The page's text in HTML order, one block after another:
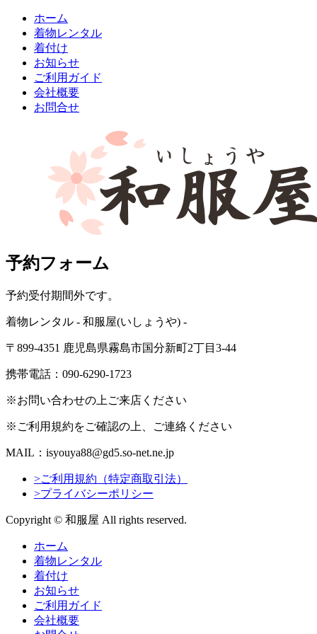
ホーム
着物レンタル
着付け
お知らせ
ご利用ガイド
会社概要
お問合せ
予約フォーム
予約受付期間外です。
着物レンタル - 和服屋(いしょうや) -
〒899-4351 鹿児島県霧島市国分新町2丁目3-44
携帯電話：090-6290-1723
※お問い合わせの上ご来店ください
※ご利用規約をご確認の上、ご連絡ください
MAIL：isyouya88@gd5.so-net.ne.jp
>ご利用規約（特定商取引法）
>プライバシーポリシー
Copyright © 和服屋 All rights reserved.
ホーム
着物レンタル
着付け
お知らせ
ご利用ガイド
会社概要